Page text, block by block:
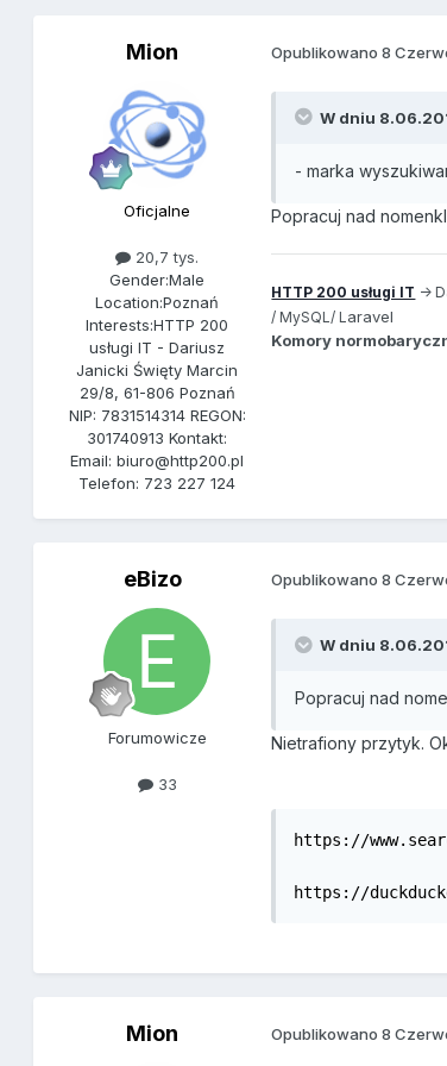
Mion
Oficjalne
20,7 tys.
Gender:Male
Location:Poznań
Interests:HTTP 200
usługi IT - Dariusz
Janicki Święty Marcin
29/8, 61-806 Poznań
NIP: 7831514314 REGON:
301740913 Kontakt:
Email: biuro@http200.pl
Telefon: 723 227 124
Opublikowano8
W dniu
- marka
Popracuj nad
HTTP 200 usługi IT ->
/ MySQL/ L aravel
Komory
eBizo
Forumowicze
33
Opublikowano8
W dniu
Popracuj nad
Nietrafiony przytyk.
https://
https://
Mion Opublikowano8